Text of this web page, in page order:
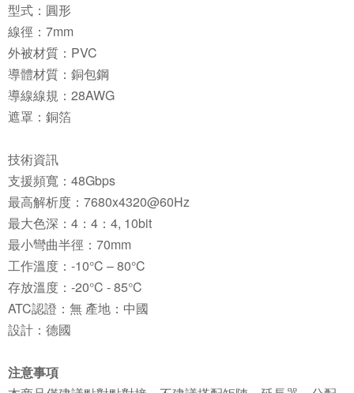
型式：圓形
線徑：7mm
外被材質：PVC
導體材質：銅包鋼
導線線規：28AWG
遮罩：銅箔
技術資訊
支援頻寬：48Gbps
最高解析度：7680x4320@60Hz
最大色深：4：4：4, 10bit
最小彎曲半徑：70mm
工作溫度：-10°C – 80°C
存放溫度：-20°C - 85°C
ATC認證：無 產地：中國
設計：德國
注意事項